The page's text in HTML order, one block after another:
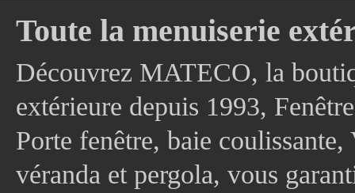
Toute la menuiserie
Découvrez MATECO, la
extérieure depuis 1993,
Porte fenêtre, baie
véranda et pergola, vous